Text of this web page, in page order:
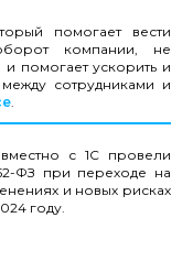
помогает вести
компании, не
и помогает ускорить и
сотрудниками и
.
с 1С провели
ФЗ при переходе на
и новых рисках
году.